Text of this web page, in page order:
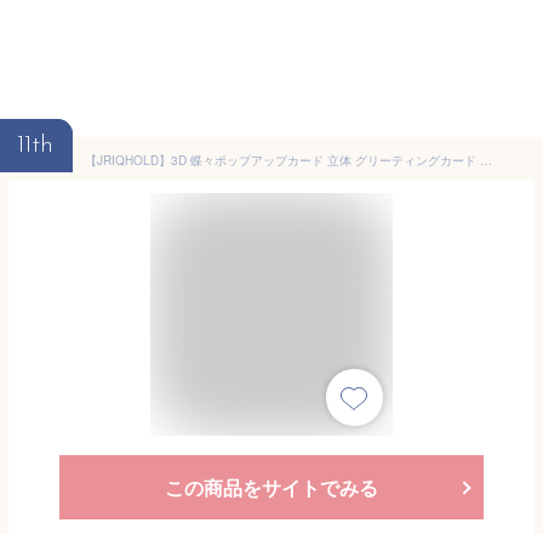
11th
【JRIQHOLD】3D 蝶々ポップアップカード 立体 グリーティングカード 様々なシーンために祝福カード 母の日 誕生日カード おめでとう 記念日 フラワーカード メッセージカードと封筒付き（ピンク）
この商品をサイトでみる